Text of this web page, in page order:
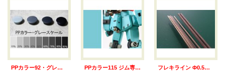
PPカラー92・グレースケール20% 光沢
PPカラー115 ジム専用ホワイト・グリーン 光沢 30ml
フレキライン Φ0.5mmx15cm 4本入